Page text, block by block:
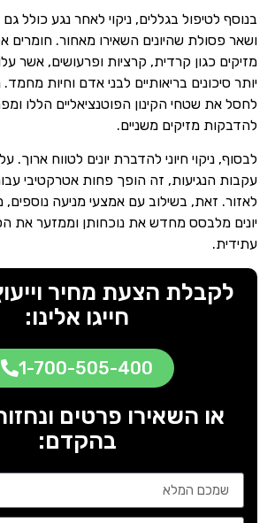
בנוסף לטיפול בגללים, ניקוי לאחר נגע כולל
ושאר פסולת שהיונים השאירו מאחור. חומרים
מזיקים כגון קרדית, קרציות ופרעושים, אשר
יותר סיכונים בריאותיים לבני אדם וחיות מחמד.
לחסל את שטחי הקינון הפוטנציאליים הללו
להדבקות מזיקים משניים.
לבסוף, ניקוי חיוני להדברת יונים לטווח ארוך.
עקבות הנגיעות, זה הופך פחות אטרקטיבי
לאזור. זאת, בשילוב עם אמצעי מניעה
יונים מלבסס מחדש את נוכחותן וממזער את
עתידית.
לקבלת הצעת מחיר
חייגו אלינו:
1-700-505-400
או השאירו פרטים
בהקדם: